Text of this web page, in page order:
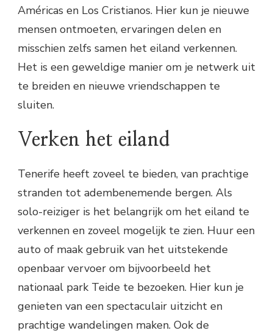
Américas en Los Cristianos. Hier kun je nieuwe
mensen ontmoeten, ervaringen delen en
misschien zelfs samen het eiland verkennen.
Het is een geweldige manier om je netwerk uit
te breiden en nieuwe vriendschappen te
sluiten.
Verken het eiland
Tenerife heeft zoveel te bieden, van prachtige
stranden tot adembenemende bergen. Als
solo-reiziger is het belangrijk om het eiland te
verkennen en zoveel mogelijk te zien. Huur een
auto of maak gebruik van het uitstekende
openbaar vervoer om bijvoorbeeld het
nationaal park Teide te bezoeken. Hier kun je
genieten van een spectaculair uitzicht en
prachtige wandelingen maken. Ook de